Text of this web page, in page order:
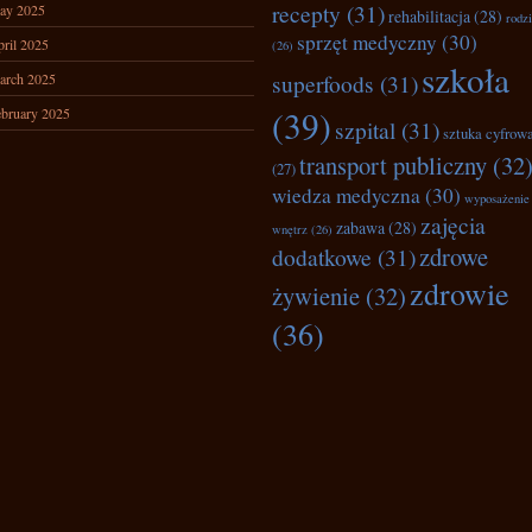
2025
2025
2025
2025
recepty (31)rehabilitacja(28)
(26) sprzęt medyczny (30)
superfoods (31)szkoła
(39)szpital (31)sztuka
(27)transport publiczny (32)
wiedza medyczna(30) wyposażenie
wnętrz (26) zabawa(28) zajęcia
dodatkowe (31)zdrowe
żywienie (32)zdrowie
(36)